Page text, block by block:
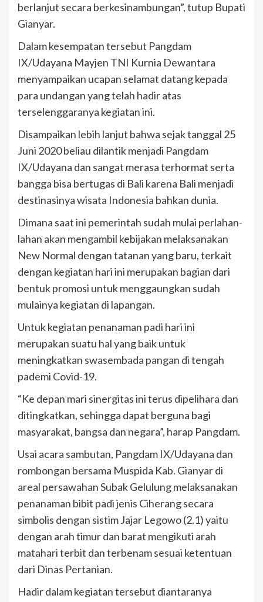
berlanjut secara berkesinambungan”, tutup Bupati
Gianyar.
Dalam kesempatan tersebut Pangdam
IX/Udayana Mayjen TNI Kurnia Dewantara
menyampaikan ucapan selamat datang kepada
para undangan yang telah hadir atas
terselenggaranya kegiatan ini.
Disampaikan lebih lanjut bahwa sejak tanggal 25
Juni 2020 beliau dilantik menjadi Pangdam
IX/Udayana dan sangat merasa terhormat serta
bangga bisa bertugas di Bali karena Bali menjadi
destinasinya wisata Indonesia bahkan dunia.
Dimana saat ini pemerintah sudah mulai perlahan-
lahan akan mengambil kebijakan melaksanakan
New Normal dengan tatanan yang baru, terkait
dengan kegiatan hari ini merupakan bagian dari
bentuk promosi untuk menggaungkan sudah
mulainya kegiatan di lapangan.
Untuk kegiatan penanaman padi hari ini
merupakan suatu hal yang baik untuk
meningkatkan swasembada pangan di tengah
pademi Covid-19.
“Ke depan mari sinergitas ini terus dipelihara dan
ditingkatkan, sehingga dapat berguna bagi
masyarakat, bangsa dan negara”, harap Pangdam.
Usai acara sambutan, Pangdam IX/Udayana dan
rombongan bersama Muspida Kab. Gianyar di
areal persawahan Subak Gelulung melaksanakan
penanaman bibit padi jenis Ciherang secara
simbolis dengan sistim Jajar Legowo (2.1) yaitu
dengan arah timur dan barat mengikuti arah
matahari terbit dan terbenam sesuai ketentuan
dari Dinas Pertanian.
Hadir dalam kegiatan tersebut diantaranya